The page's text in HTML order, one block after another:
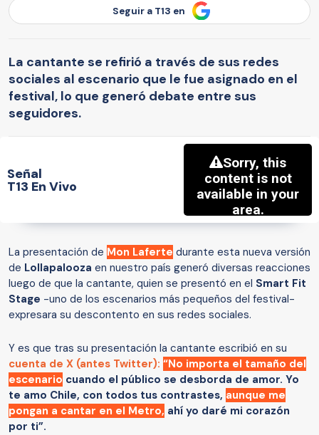
Seguir a T13 en
La cantante se refirió a través de sus redes
sociales al escenario que le fue asignado en el
festival, lo que generó debate entre sus
seguidores.
Señal
T13 En Vivo
La presentación de Mon Laferte durante esta nueva versión
de Lollapalooza en nuestro país generó diversas reacciones
luego de que la cantante, quien se presentó en el Smart Fit
Stage -uno de los escenarios más pequeños del festival-
expresara su descontento en sus redes sociales.
Y es que tras su presentación la cantante escribió en su
cuenta de X (antes Twitter): “No importa el tamaño del
escenario cuando el público se desborda de amor. Yo
te amo Chile, con todos tus contrastes, aunque me
pongan a cantar en el Metro, ahí yo daré mi corazón
por ti”.